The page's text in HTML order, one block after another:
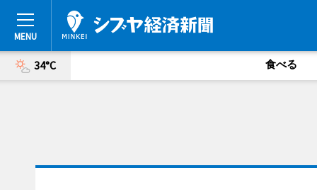
34°C 食べる